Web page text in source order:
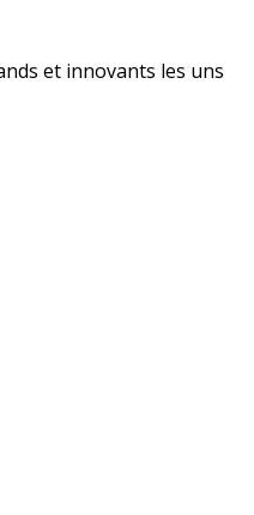
et innovants les uns